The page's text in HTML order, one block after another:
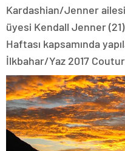
Kardashian/Jenner
üyesi Kendall Jenner
Haftası kapsamında
İlkbahar/Yaz 2017